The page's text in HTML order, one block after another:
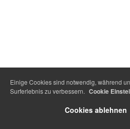
Einige Cookies sind notwendig, während
Surferlebnis zu verbessern. Cookie
Cookies ablehnen